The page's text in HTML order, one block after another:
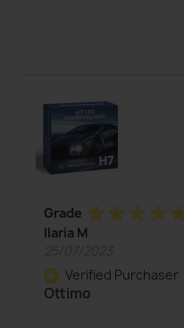
Grade star star star star
Ilaria M
star Verified Purchaser
Ottimo